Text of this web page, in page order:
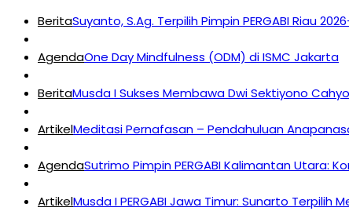
BeritaSuyanto, S.Ag. Terpilih Pimpin PERGABI Riau
AgendaOne Day Mindfulness (ODM) di ISMC Jakarta
BeritaMusda I Sukses Membawa Dwi Sektiyono
ArtikelMeditasi Pernafasan – Pendahuluan
AgendaSutrimo Pimpin PERGABI Kalimantan Utara:
ArtikelMusda I PERGABI Jawa Timur: Sunarto Terpilih